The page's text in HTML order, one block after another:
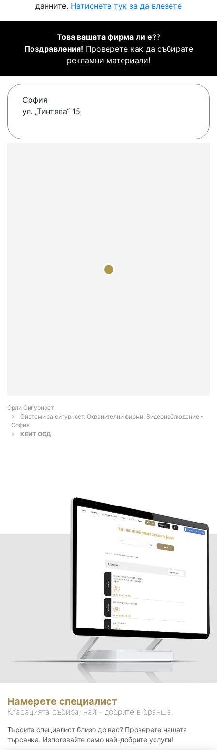
данните. Натиснете тук за да влезете
Това вашата фирма ли е??
Поздравления! Проверете как да събирате
рекламни материали!
София
ул. „Тинтява“ 15
Орли Сигурност
Системи за сигурност, Охранителни фирми, Видеонаблюдение -
София
КЕИТ ООД
Намерете специалист
Класацията събира, най - добрите в бранша.
Търсите специалист близо до вас? Проверете нашата
търсачка. Използвайте само най-добрите услуги!